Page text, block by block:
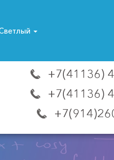
+7(41136)
+7(41136)